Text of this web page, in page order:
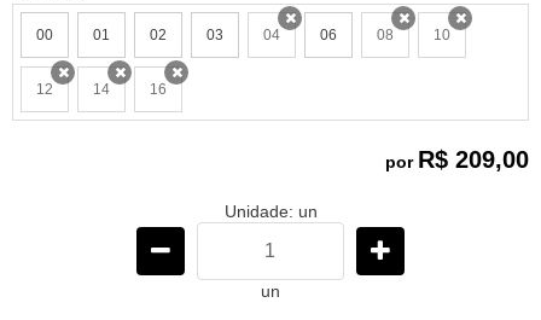
00 01 02 03 04x 06 08x 10x
12x 14x 16x
por R$ 209,00
Unidade: un
un